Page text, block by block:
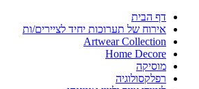
דף הבית
אירוח של תערוכות יחיד לציירים/ות
Artwear Collection
Home Decore
מוסיקה
רפלקסולוגיה